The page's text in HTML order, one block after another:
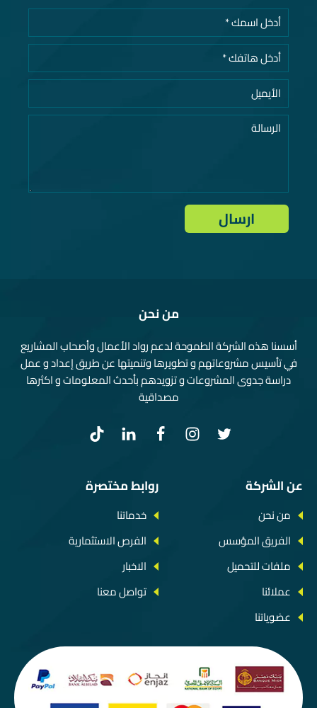
من نحن
أسسنا هذه الشركة الطموحة لدعم رواد الأعمال وأصحاب المشاريع
في تأسيس مشروعاتهم و تطويرها وتنميتها عن طريق إعداد و عمل
دراسة جدوى المشروعات و تزويدهم بأحدث المعلومات و اكثرها
مصداقية
عن الشركة
من نحن
الفريق المؤسس
ملفات للتحميل
عملائنا
عضوياتنا
روابط مختصرة
خدماتنا
الفرص الاستثمارية
الاخبار
تواصل معنا